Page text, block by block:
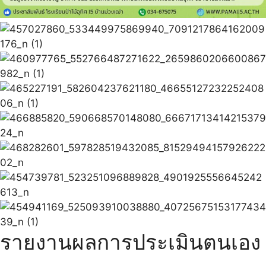
รายงานผลการประเมินตนเอง